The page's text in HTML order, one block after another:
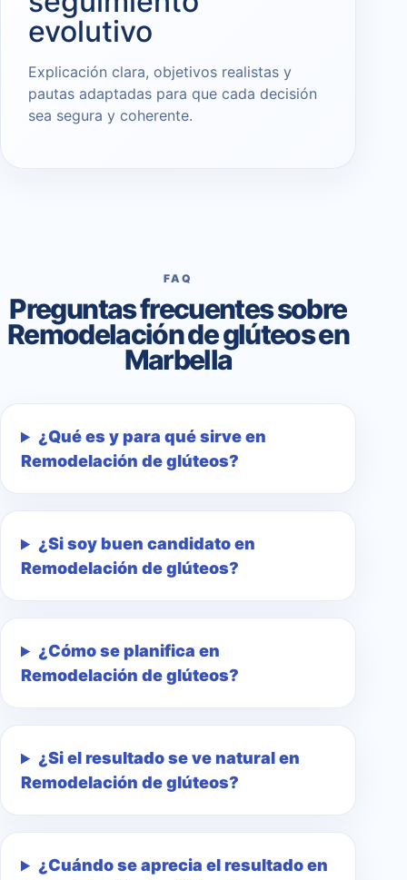
evolutivo
Explicación clara, objetivos realistas y
pautas adaptadas para que cada decisión
sea segura y coherente.
FAQ
Preguntas frecuentes sobre
Remodelación de glúteos en
Marbella
¿Qué es y para qué sirve en
Remodelación de glúteos?
¿Si soy buen candidato en
Remodelación de glúteos?
¿Cómo se planifica en
Remodelación de glúteos?
¿Si el resultado se ve natural en
Remodelación de glúteos?
¿Cuándo se aprecia el resultado en